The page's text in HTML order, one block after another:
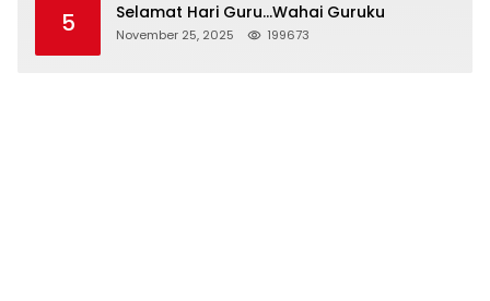
5 Selamat Hari Guru…Wahai Guruku
November 25, 2025 199673